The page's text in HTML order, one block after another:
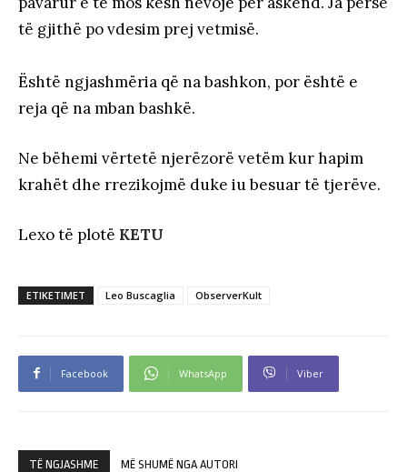
të gjithë po vdesim prej vetmisë.
Është ngjashmëria që na bashkon, por është e
reja që na mban bashkë.
Ne bëhemi vërtetë njerëzorë vetëm kur hapim
krahët dhe rrezikojmë duke iu besuar të tjerëve.
Lexo të plotë KETU
ETIKETIMET Leo Buscaglia ObserverKult
Facebook WhatsApp Viber
TË NGJASHME MË SHUMË NGA AUTORI